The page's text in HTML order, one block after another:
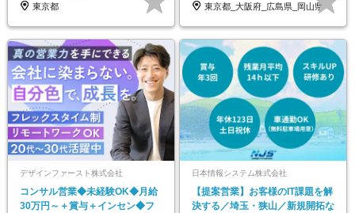
東京都
東京都_大阪府_広島県_岡山県
デザインファースト株式会社
コンサル営業◆未経験OK◆月給
30万円～＋賞与＋インセン◆フ
日本情報システム株式会社
【提案営業】お客様のIT課題を解
決する／埼玉・狭山／新規開拓な